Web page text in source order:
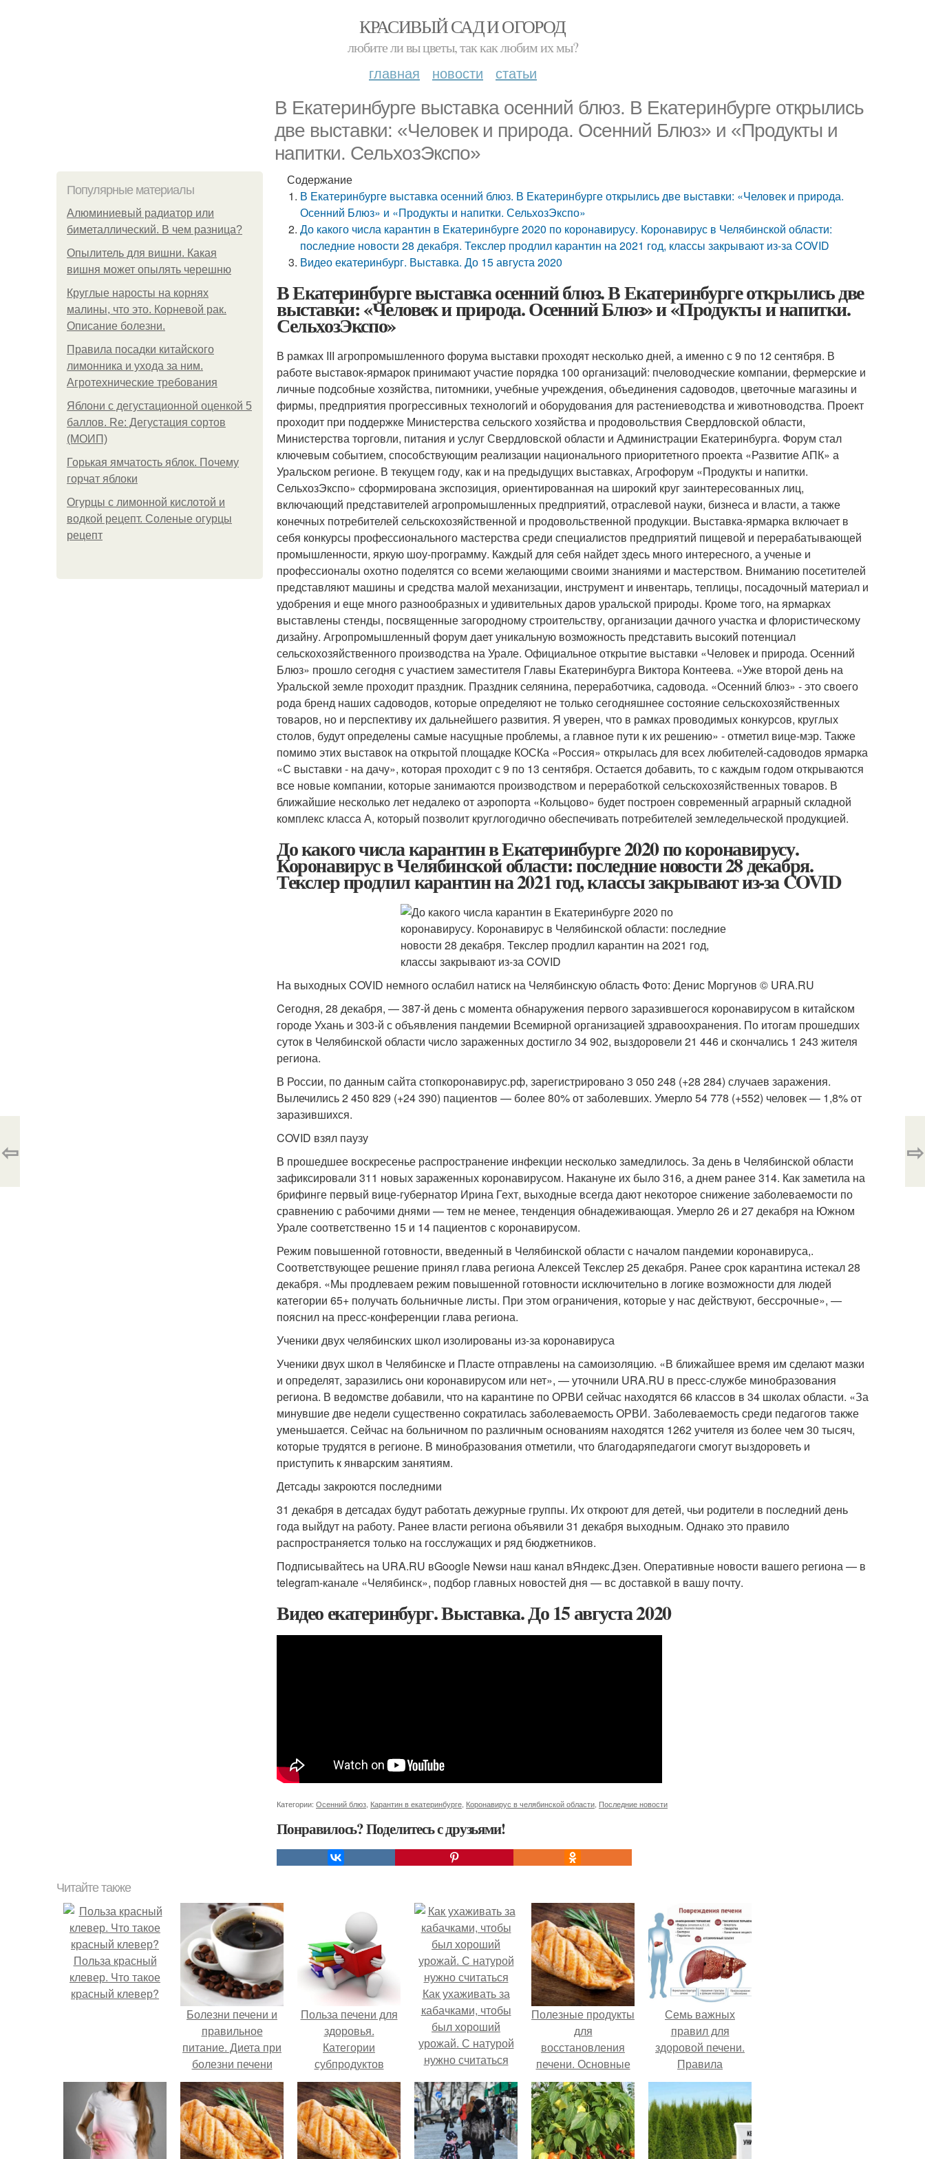
КРАСИВЫЙ САД И ОГОРОД
любите ли вы цветы, так как любим их мы?
главная новости статьи
В Екатеринбурге выставка осенний блюз. В Екатеринбурге открылись
две выставки: «Человек и природа. Осенний Блюз» и «Продукты и
напитки. СельхозЭкспо»
Популярные материалы
Алюминиевый радиатор или
биметаллический. В чем разница?
Опылитель для вишни. Какая
вишня может опылять черешню
Круглые наросты на корнях
малины, что это. Корневой рак.
Описание болезни.
Правила посадки китайского
лимонника и ухода за ним.
Агротехнические требования
Яблони с дегустационной оценкой 5
баллов. Re: Дегустация сортов
(МОИП)
Горькая ямчатость яблок. Почему
горчат яблоки
Огурцы с лимонной кислотой и
водкой рецепт. Соленые огурцы
рецепт
Содержание
В Екатеринбурге выставка осенний блюз. В Екатеринбурге открылись две выставки: «Человек и природа.
Осенний Блюз» и «Продукты и напитки. СельхозЭкспо»
До какого числа карантин в Екатеринбурге 2020 по коронавирусу. Коронавирус в Челябинской области:
последние новости 28 декабря. Текслер продлил карантин на 2021 год, классы закрывают из-за COVID
Видео екатеринбург. Выставка. До 15 августа 2020
В Екатеринбурге выставка осенний блюз. В Екатеринбурге открылись две
выставки: «Человек и природа. Осенний Блюз» и «Продукты и напитки.
СельхозЭкспо»
В рамках III агропромышленного форума выставки проходят несколько дней, а именно с 9 по 12 сентября. В
работе выставок-ярмарок принимают участие порядка 100 организаций: пчеловодческие компании, фермерские и
личные подсобные хозяйства, питомники, учебные учреждения, объединения садоводов, цветочные магазины и
фирмы, предприятия прогрессивных технологий и оборудования для растениеводства и животноводства. Проект
проходит при поддержке Министерства сельского хозяйства и продовольствия Свердловской области,
Министерства торговли, питания и услуг Свердловской области и Администрации Екатеринбурга. Форум стал
ключевым событием, способствующим реализации национального приоритетного проекта «Развитие АПК» а
Уральском регионе. В текущем году, как и на предыдущих выставках, Агрофорум «Продукты и напитки.
СельхозЭкспо» сформирована экспозиция, ориентированная на широкий круг заинтересованных лиц,
включающий представителей агропромышленных предприятий, отраслевой науки, бизнеса и власти, а также
конечных потребителей сельскохозяйственной и продовольственной продукции. Выставка-ярмарка включает в
себя конкурсы профессионального мастерства среди специалистов предприятий пищевой и перерабатывающей
промышленности, яркую шоу-программу. Каждый для себя найдет здесь много интересного, а ученые и
профессионалы охотно поделятся со всеми желающими своими знаниями и мастерством. Вниманию посетителей
представляют машины и средства малой механизации, инструмент и инвентарь, теплицы, посадочный материал и
удобрения и еще много разнообразных и удивительных даров уральской природы. Кроме того, на ярмарках
выставлены стенды, посвященные загородному строительству, организации дачного участка и флористическому
дизайну. Агропромышленный форум дает уникальную возможность представить высокий потенциал
сельскохозяйственного производства на Урале. Официальное открытие выставки «Человек и природа. Осенний
Блюз» прошло сегодня с участием заместителя Главы Екатеринбурга Виктора Контеева. «Уже второй день на
Уральской земле проходит праздник. Праздник селянина, переработчика, садовода. «Осенний блюз» - это своего
рода бренд наших садоводов, которые определяют не только сегодняшнее состояние сельскохозяйственных
товаров, но и перспективу их дальнейшего развития. Я уверен, что в рамках проводимых конкурсов, круглых
столов, будут определены самые насущные проблемы, а главное пути к их решению» - отметил вице-мэр. Также
помимо этих выставок на открытой площадке КОСКа «Россия» открылась для всех любителей-садоводов ярмарка
«С выставки - на дачу», которая проходит с 9 по 13 сентября. Остается добавить, то с каждым годом открываются
все новые компании, которые занимаются производством и переработкой сельскохозяйственных товаров. В
ближайшие несколько лет недалеко от аэропорта «Кольцово» будет построен современный аграрный складной
комплекс класса А, который позволит круглогодично обеспечивать потребителей земледельческой продукцией.
До какого числа карантин в Екатеринбурге 2020 по коронавирусу.
Коронавирус в Челябинской области: последние новости 28 декабря.
Текслер продлил карантин на 2021 год, классы закрывают из-за COVID
На выходных COVID немного ослабил натиск на Челябинскую область Фото: Денис Моргунов © URA.RU
Cегодня, 28 декабря, — 387-й день с момента обнаружения первого заразившегося коронавирусом в китайском
городе Ухань и 303-й с объявления пандемии Всемирной организацией здравоохранения. По итогам прошедших
суток в Челябинской области число зараженных достигло 34 902, выздоровели 21 446 и скончались 1 243 жителя
региона.
В России, по данным сайта стопкоронавирус.рф, зарегистрировано 3 050 248 (+28 284) случаев заражения.
Вылечились 2 450 829 (+24 390) пациентов — более 80% от заболевших. Умерло 54 778 (+552) человек — 1,8% от
заразившихся.
COVID взял паузу
В прошедшее воскресенье распространение инфекции несколько замедлилось. За день в Челябинской области
зафиксировали 311 новых зараженных коронавирусом. Накануне их было 316, а днем ранее 314. Как заметила на
брифинге первый вице-губернатор Ирина Гехт, выходные всегда дают некоторое снижение заболеваемости по
сравнению с рабочими днями — тем не менее, тенденция обнадеживающая. Умерло 26 и 27 декабря на Южном
Урале соответственно 15 и 14 пациентов с коронавирусом.
Режим повышенной готовности, введенный в Челябинской области с началом пандемии коронавируса,.
Соответствующее решение принял глава региона Алексей Текслер 25 декабря. Ранее срок карантина истекал 28
декабря. «Мы продлеваем режим повышенной готовности исключительно в логике возможности для людей
категории 65+ получать больничные листы. При этом ограничения, которые у нас действуют, бессрочные», —
пояснил на пресс-конференции глава региона.
Ученики двух челябинских школ изолированы из-за коронавируса
Ученики двух школ в Челябинске и Пласте отправлены на самоизоляцию. «В ближайшее время им сделают мазки
и определят, заразились они коронавирусом или нет», — уточнили URA.RU в пресс-службе минобразования
региона. В ведомстве добавили, что на карантине по ОРВИ сейчас находятся 66 классов в 34 школах области. «За
минувшие две недели существенно сократилась заболеваемость ОРВИ. Заболеваемость среди педагогов также
уменьшается. Сейчас на больничном по различным основаниям находятся 1262 учителя из более чем 30 тысяч,
которые трудятся в регионе. В минобразования отметили, что благодаряпедагоги смогут выздороветь и
приступить к январским занятиям.
Детсады закроются последними
31 декабря в детсадах будут работать дежурные группы. Их откроют для детей, чьи родители в последний день
года выйдут на работу. Ранее власти региона объявили 31 декабря выходным. Однако это правило
распространяется только на госслужащих и ряд бюджетников.
Подписывайтесь на URA.RU вGoogle Newsи наш канал вЯндекс.Дзен. Оперативные новости вашего региона — в
telegram-канале «Челябинск», подбор главных новостей дня — вс доставкой в вашу почту.
Видео екатеринбург. Выставка. До 15 августа 2020
Категории: Осенний блюз Карантин в екатеринбурге Коронавирус в челябинской области Последние новости
Понравилось? Поделитесь с друзьями!
⇦ ⇨
Читайте также
Польза красный
клевер. Что такое
красный клевер?
Болезни печени и
правильное
питание. Диета при
болезни печени
Польза печени для
здоровья.
Категории
субпродуктов
Как ухаживать за
кабачками, чтобы
был хороший
урожай. С натурой
нужно считаться
Полезные продукты
для
восстановления
печени. Основные
принципы питания
при патологиях
печени
Семь важных
правил для
здоровой печени.
Правила
сохранения
здоровья печени